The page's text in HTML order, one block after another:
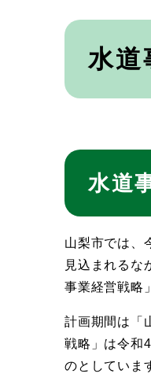
本
水道
水道
山梨市では、
見込まれるな
事業経営戦略
計画期間は「
戦略」は令和
のとしていま